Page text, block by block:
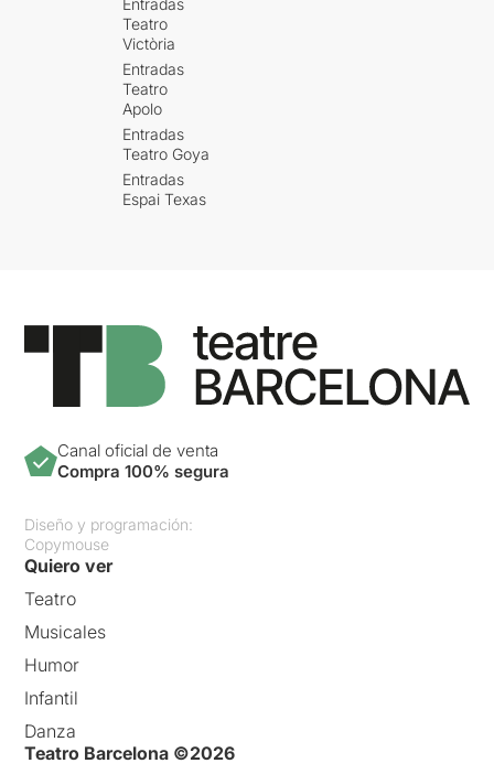
Entradas
Teatro
Victòria
Entradas
Teatro
Apolo
Entradas
Teatro Goya
Entradas
Espai Texas
Canal oficial de venta
Compra 100% segura
Diseño y programación:
Copymouse
Quiero ver
Teatro
Musicales
Humor
Infantil
Danza
Teatro Barcelona ©2026